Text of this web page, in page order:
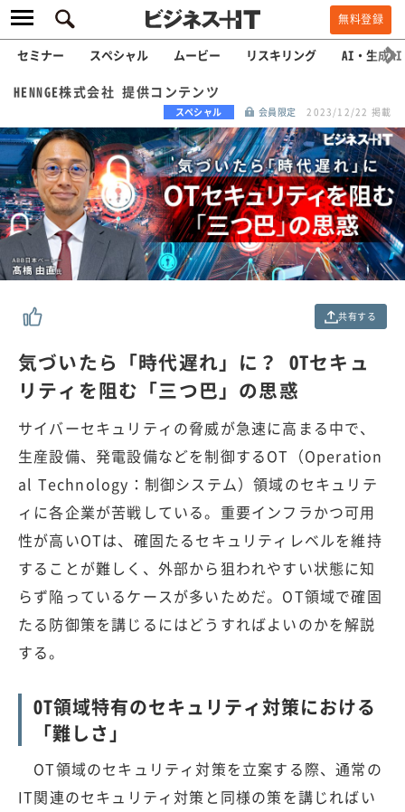
無料登録
セミナー スペシャル ムービー リスキリング AI・生成AI
HENNGE株式会社 提供コンテンツ
スペシャル 会員限定 2023/12/22 掲載
共有する
気づいたら「時代遅れ」に？ OTセキュ
リティを阻む「三つ巴」の思惑
サイバーセキュリティの脅威が急速に高まる中で、
生産設備、発電設備などを制御するOT（Operation
al Technology：制御システム）領域のセキュリテ
ィに各企業が苦戦している。重要インフラかつ可用
性が高いOTは、確固たるセキュリティレベルを維持
することが難しく、外部から狙われやすい状態に知
らず陥っているケースが多いためだ。OT領域で確固
たる防御策を講じるにはどうすればよいのかを解説
する。
OT領域特有のセキュリティ対策における
「難しさ」
OT領域のセキュリティ対策を立案する際、通常の
IT関連のセキュリティ対策と同様の策を講じればい